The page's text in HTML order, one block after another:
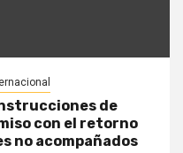
de
con el retorno
no acompañados